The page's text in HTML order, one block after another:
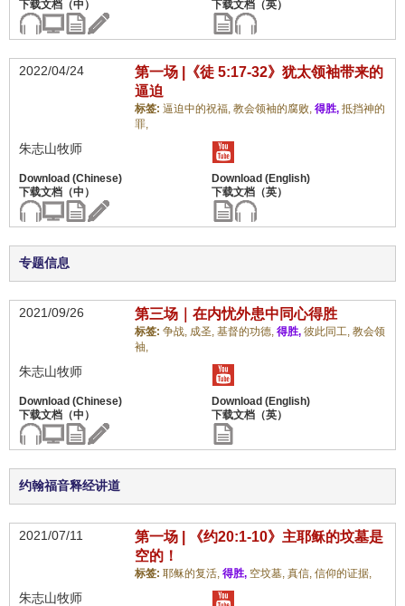
2022/04/24
第一场 |《徒 5:17-32》犹太领袖带来的
逼迫
标签: 逼迫中的祝福, 教会领袖的腐败, 得胜, 抵挡神的
罪,
朱志山牧师
专题信息
2021/09/26 第三场｜在内忧外患中同心得胜
标签: 争战, 成圣, 基督的功德, 得胜, 彼此同工, 教会领
袖,
朱志山牧师
约翰福音释经讲道
2021/07/11
第一场 | 《约20:1-10》主耶稣的坟墓是
空的！
标签: 耶稣的复活, 得胜, 空坟墓, 真信, 信仰的证据,
朱志山牧师